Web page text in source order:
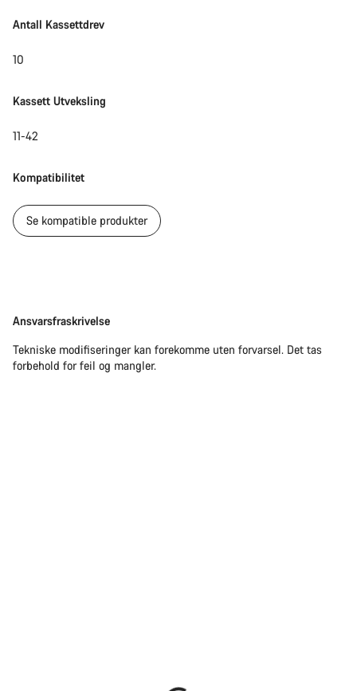
Antall Kassettdrev
10
Kassett Utveksling
11-42
Kompatibilitet
Se kompatible produkter
Ansvarsfraskrivelse
Ansvarsfraskrivelse
Tekniske modifiseringer kan forekomme uten forvarsel. Det tas
forbehold for feil og mangler.